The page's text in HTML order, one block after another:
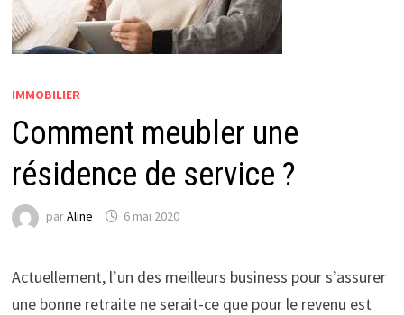
IMMOBILIER
Comment meubler une
résidence de service ?
parAline 6 mai 2020
Actuellement, l’un des meilleurs business pour s’assurer
une bonne retraite ne serait-ce que pour le revenu est